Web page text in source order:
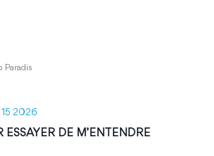
Paradis
15 2026
ESSAYER DE M’ENTENDRE